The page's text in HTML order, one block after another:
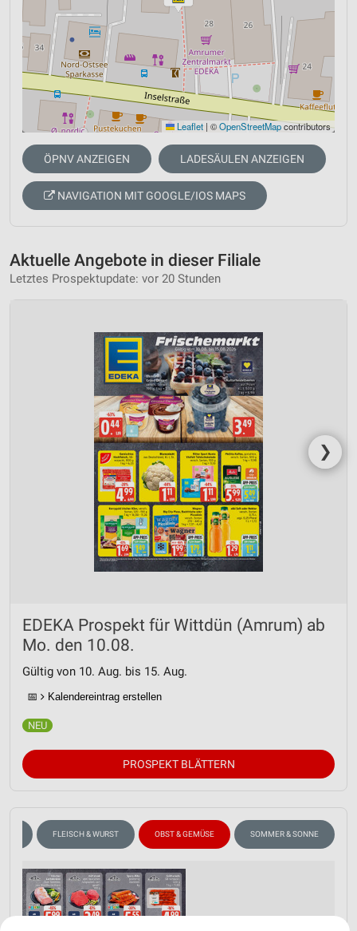
Leaflet | ©OpenStreetMapcontributors
ÖPNV ANZEIGEN LADESÄULEN ANZEIGEN
NAVIGATION MIT GOOGLE/IOS MAPS
Aktuelle Angebote in dieser Filiale
Letztes Prospektupdate: vor 20 Stunden
❯
EDEKA Prospekt für Wittdün (Amrum) ab
Mo. den 10.08.
Gültig von 10. Aug. bis 15. Aug.
📅 Kalendereintrag erstellen
PROSPEKT BLÄTTERN
FLEISCH & WURST OBST & GEMÜSE SOMMER & SONNE